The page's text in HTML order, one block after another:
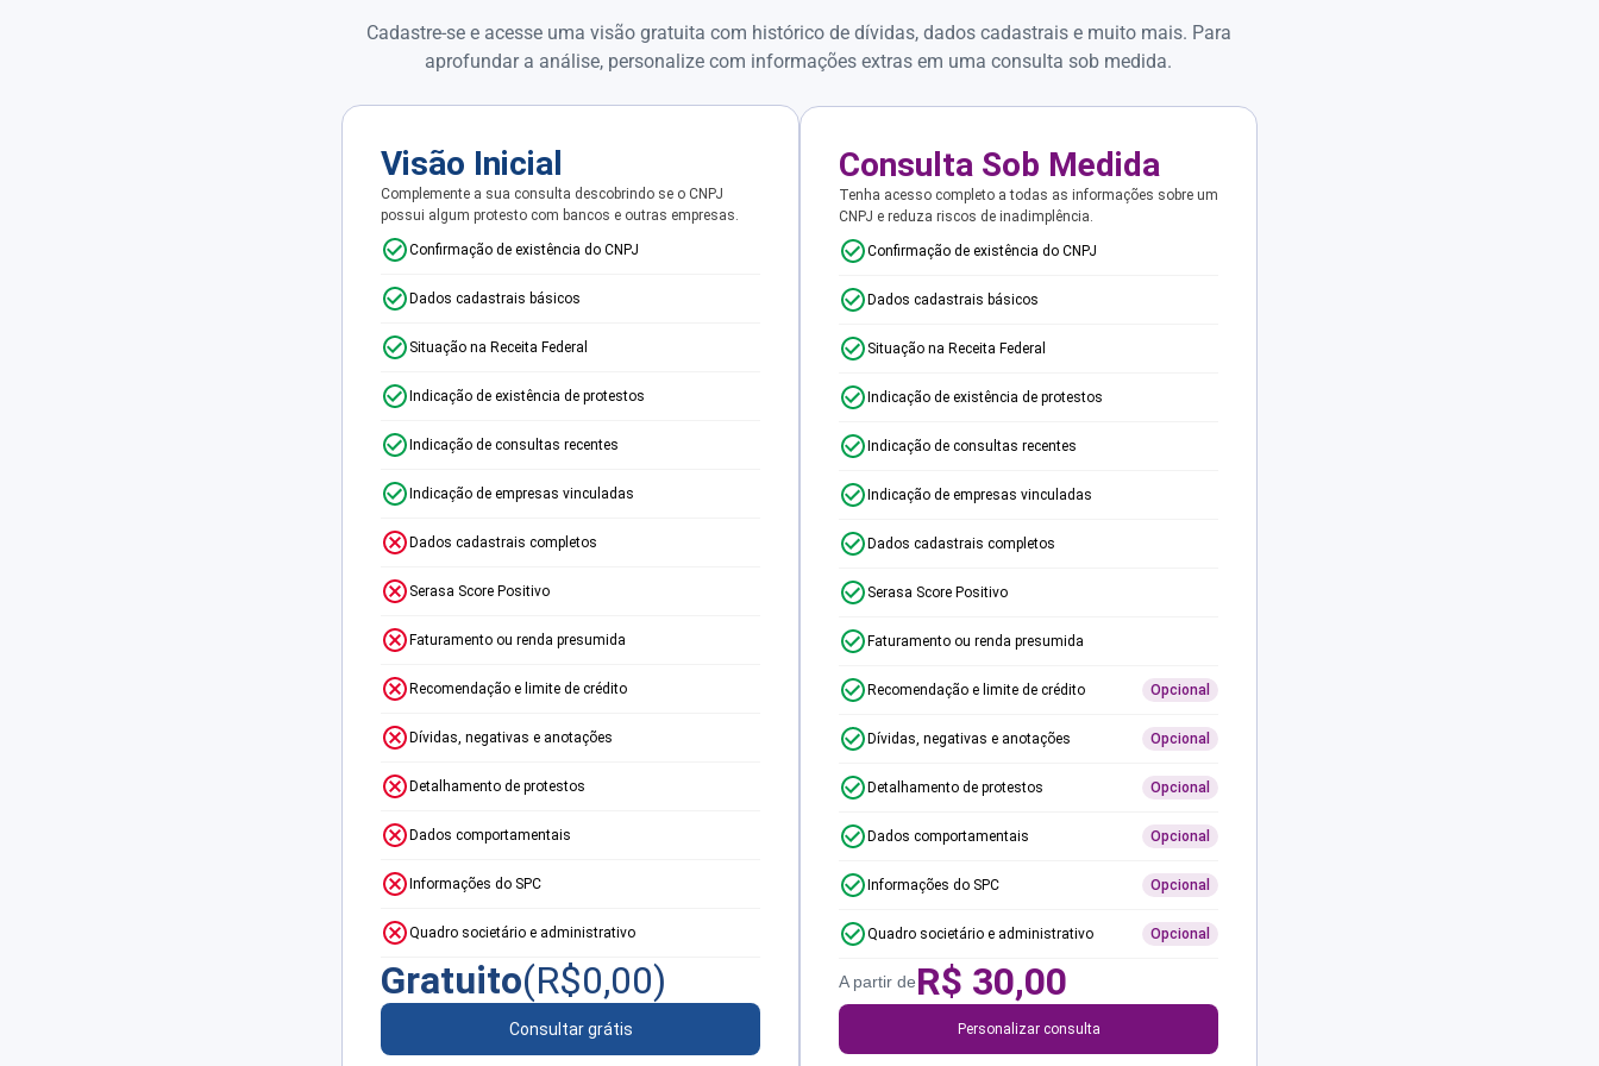
Cadastre-se e acesse uma visão gratuita com histórico de dívidas, dados cadastrais e muito mais. Para
aprofundar a análise, personalize com informações extras em uma consulta sob medida.
Visão Inicial
Complemente a sua consulta descobrindo se o CNPJ
possui algum protesto com bancos e outras empresas.
Confirmação de existência do CNPJ
Dados cadastrais básicos
Situação na Receita Federal
Indicação de existência de protestos
Indicação de consultas recentes
Indicação de empresas vinculadas
Dados cadastrais completos
Serasa Score Positivo
Faturamento ou renda presumida
Recomendação e limite de crédito
Dívidas, negativas e anotações
Detalhamento de protestos
Dados comportamentais
Informações do SPC
Quadro societário e administrativo
Gratuito(R$0,00)
Consultar grátis
Consulta Sob Medida
Tenha acesso completo a todas as informações sobre um
CNPJ e reduza riscos de inadimplência.
Confirmação de existência do CNPJ
Dados cadastrais básicos
Situação na Receita Federal
Indicação de existência de protestos
Indicação de consultas recentes
Indicação de empresas vinculadas
Dados cadastrais completos
Serasa Score Positivo
Faturamento ou renda presumida
Recomendação e limite de crédito Opcional
Dívidas, negativas e anotações Opcional
Detalhamento de protestos Opcional
Dados comportamentais Opcional
Informações do SPC Opcional
Quadro societário e administrativo Opcional
A partir deR$ 30,00
Personalizar consulta